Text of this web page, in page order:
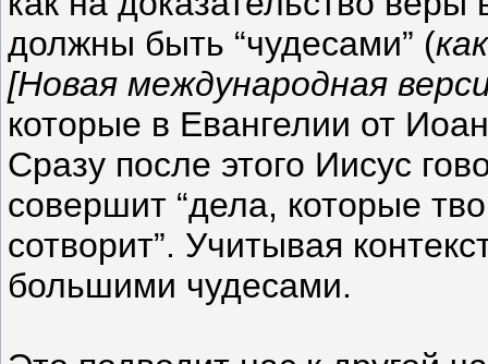
должны быть “чудесами” (
[Новая международная
которые в Евангелии от
Сразу после этого Иисус
совершит “дела, которые
сотворит”. Учитывая
большими чудесами.